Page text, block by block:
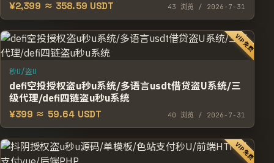
¥2,399 ≈ 358.59 USDT 43 浏览 / 2026-7-31
VIP免费
秒U/盗U
defi空投授权盗u秒u系统/多语言usdt借贷盗U系统/三
级代理/defi四链盗u秒u系统
¥399 ≈ 59.64 USDT 40 浏览 / 2026-7-31
VIP免费